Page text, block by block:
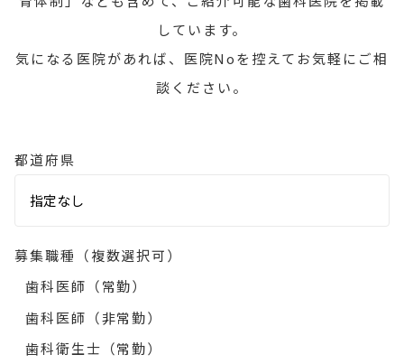
しています。
気になる医院があれば、医院Noを控えてお気軽にご相
談ください。
都道府県
募集職種（複数選択可）
歯科医師（常勤）
歯科医師（非常勤）
歯科衛生士（常勤）